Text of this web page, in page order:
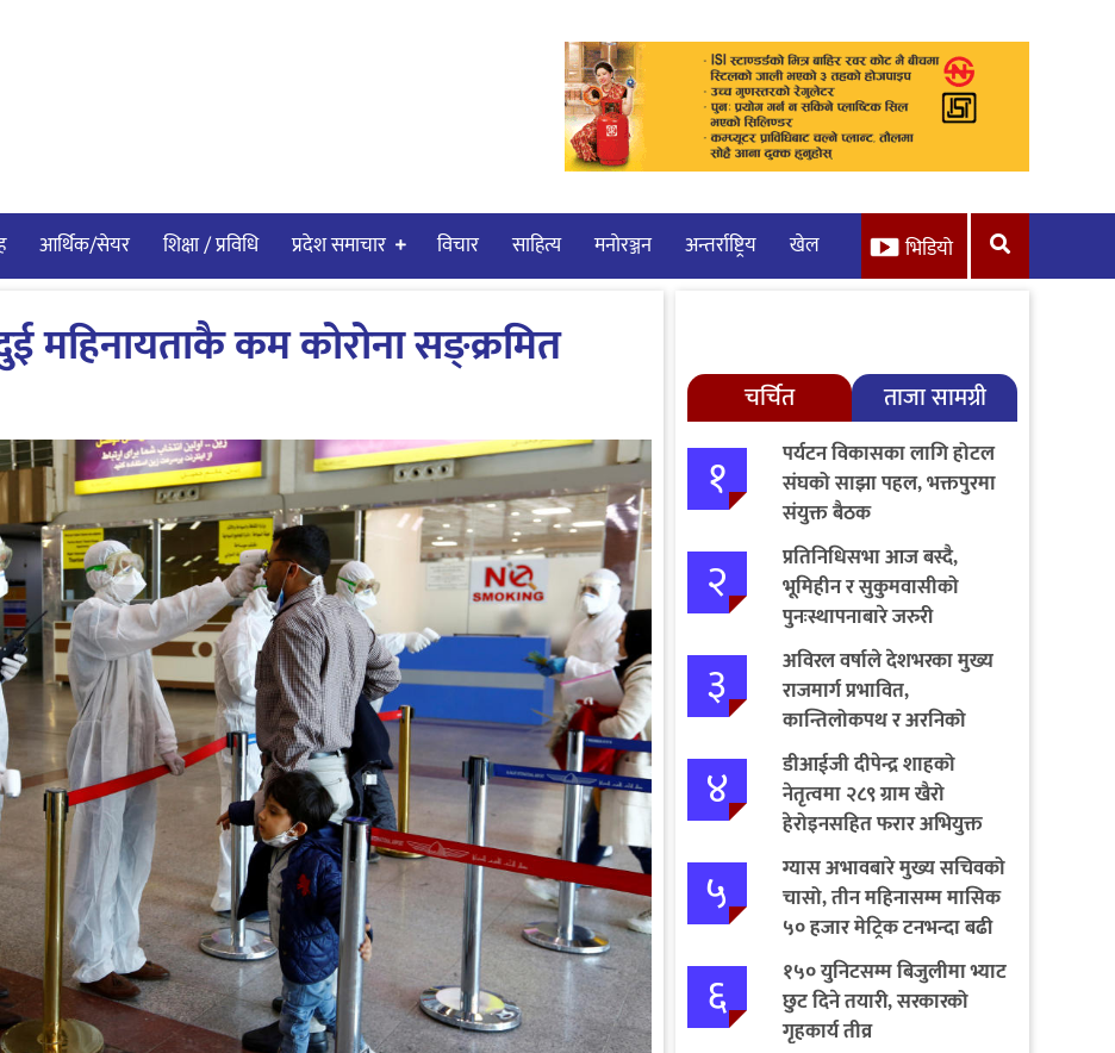
आर्थिक/सेयर शिक्षा / प्रविधि प्रदेश समाचार विचार साहित्य मनाेरञ्जन अन्तर्राष्ट्रिय खेल भिडियो
महिनायताकै कम कोरोना सङ्क्रमित
चर्चित ताजा सामग्री
१
पर्यटन विकासका लागि होटल
संघको साझा पहल, भक्तपुरमा
संयुक्त बैठक
२
प्रतिनिधिसभा आज बस्दै,
भूमिहीन र सुकुमवासीको
पुनःस्थापनाबारे जरुरी
प्रस्तावमाथि छलफल हुने
३
अविरल वर्षाले देशभरका मुख्य
राजमार्ग प्रभावित,
कान्तिलोकपथ र अरनिको
राजमार्ग पूर्ण अवरुद्ध
४
डीआईजी दीपेन्द्र शाहको
नेतृत्वमा २८९ ग्राम खैरो
हेरोइनसहित फरार अभियुक्त
पक्राउ
५
ग्यास अभावबारे मुख्य सचिवको
चासो, तीन महिनासम्म मासिक
५० हजार मेट्रिक टनभन्दा बढी
आयात गर्ने निर्णय
६
१५० युनिटसम्म बिजुलीमा भ्याट
छुट दिने तयारी, सरकारको
गृहकार्य तीव्र